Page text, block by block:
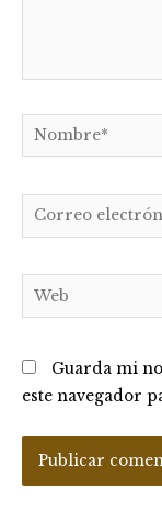
Nombre*
Correo
electrónico*
Web
Guarda mi
este navegador